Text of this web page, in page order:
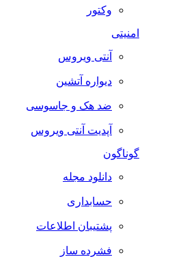
وکتور
امنیتی
آنتی ویروس
دیواره آتشین
ضد هک و جاسوسی
آپدیت آنتی ویروس
گوناگون
دانلود مجله
حسابداری
پشتیبان اطلاعات
فشرده ساز